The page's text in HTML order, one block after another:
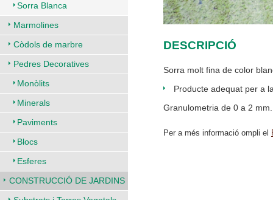
DESCRIPCIÓ
Sorra molt fina de color
Producte adequat per a
Granulometria de 0 a 2 mm.
Per a més informació ompli el
Sorra Blanca
Marmolines
Còdols de marbre
Pedres Decoratives
Monòlits
Minerals
Paviments
Blocs
Esferes
CONSTRUCCIÓ DE JARDINS